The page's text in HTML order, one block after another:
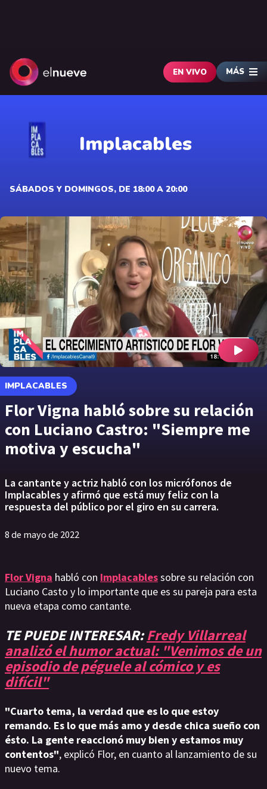
EN VIVO MÁS
Implacables
SÁBADOS Y DOMINGOS, DE 18:00 A 20:00
IMPLACABLES
Flor Vigna habló sobre su relación
con Luciano Castro: "Siempre me
motiva y escucha"
La cantante y actriz habló con los micrófonos de
Implacables y afirmó que está muy feliz con la
respuesta del público por el giro en su carrera.
8 de mayo de 2022
Flor Vigna habló con Implacablessobre su relación con
Luciano Casto y lo importante que es su pareja para esta
nueva etapa como cantante.
TE PUEDE INTERESAR:Fredy Villarreal
analizó el humor actual: "Venimos de un
episodio de péguele al cómico y es
difícil"
"Cuarto tema, la verdad que es lo que estoy
remando. Es lo que más amo y desde chica sueño con
ésto. La gente reaccionó muy bien y estamos muy
contentos", explicó Flor, en cuanto al lanzamiento de su
nuevo tema.